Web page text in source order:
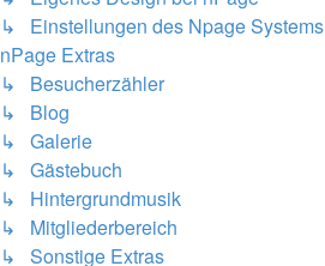
↳ Einstellungen des Npage Systems
nPage Extras
↳ Besucherzähler
↳ Blog
↳ Galerie
↳ Gästebuch
↳ Hintergrundmusik
↳ Mitgliederbereich
↳ Sonstige Extras